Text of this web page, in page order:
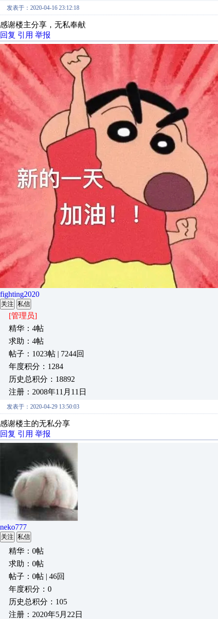
发表于：2020-04-16 23:12:18
感谢楼主分享，无私奉献
回复 引用 举报
fighting2020
关注 私信
[管理员]
精华：4帖
求助：4帖
帖子：1023帖 | 7244回
年度积分：1284
历史总积分：18892
注册：2008年11月11日
发表于：2020-04-29 13:50:03
感谢楼主的无私分享
回复 引用 举报
neko777
关注 私信
精华：0帖
求助：0帖
帖子：0帖 | 46回
年度积分：0
历史总积分：105
注册：2020年5月22日